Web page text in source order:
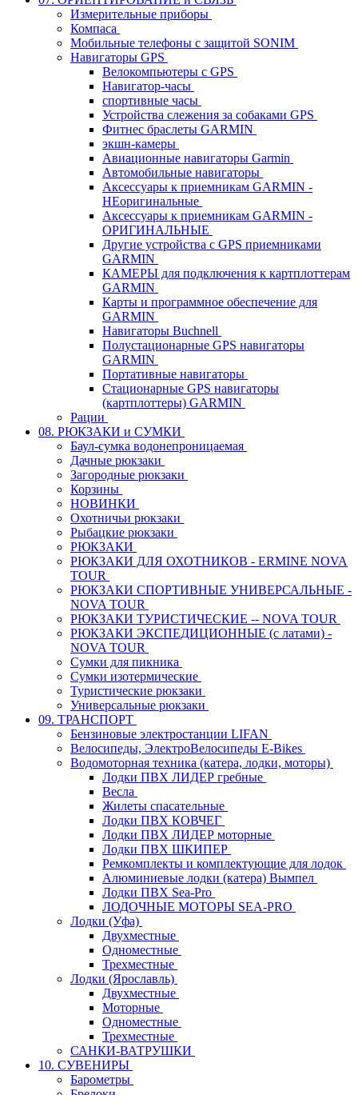
Измерительные приборы
Компаса
Мобильные телефоны с защитой SONIM
Навигаторы GPS
Велокомпьютеры с GPS
Навигатор-часы
спортивные часы
Устройства слежения за собаками GPS
Фитнес браслеты GARMIN
экшн-камеры
Авиационные навигаторы Garmin
Автомобильные навигаторы
Аксессуары к приемникам GARMIN -
НЕоригинальные
Аксессуары к приемникам GARMIN -
ОРИГИНАЛЬНЫЕ
Другие устройства с GPS приемниками
GARMIN
КАМЕРЫ для подключения к картплоттерам
GARMIN
Карты и программное обеспечение для
GARMIN
Навигаторы Buchnell
Полустационарные GPS навигаторы
GARMIN
Портативные навигаторы
Стационарные GPS навигаторы
(картплоттеры) GARMIN
Рации
08. РЮКЗАКИ и СУМКИ
Баул-сумка водонепроницаемая
Дачные рюкзаки
Загородные рюкзаки
Корзины
НОВИНКИ
Охотничьи рюкзаки
Рыбацкие рюкзаки
РЮКЗАКИ
РЮКЗАКИ ДЛЯ ОХОТНИКОВ - ERMINE NOVA
TOUR
РЮКЗАКИ СПОРТИВНЫЕ УНИВЕРСАЛЬНЫЕ -
NOVA TOUR
РЮКЗАКИ ТУРИСТИЧЕСКИЕ -- NOVA TOUR
РЮКЗАКИ ЭКСПЕДИЦИОННЫЕ (с латами) -
NOVA TOUR
Сумки для пикника
Сумки изотермические
Туристические рюкзаки
Универсальные рюкзаки
09. ТРАНСПОРТ
Бензиновые электростанции LIFAN
Велосипеды, ЭлектроВелосипеды E-Bikes
Водомоторная техника (катера, лодки, моторы)
Лодки ПВХ ЛИДЕР гребные
Весла
Жилеты спасательные
Лодки ПВХ КОВЧЕГ
Лодки ПВХ ЛИДЕР моторные
Лодки ПВХ ШКИПЕР
Ремкомплекты и комплектующие для лодок
Алюминиевые лодки (катера) Вымпел
Лодки ПВХ Sea-Pro
ЛОДОЧНЫЕ МОТОРЫ SEA-PRO
Лодки (Уфа)
Двухместные
Одноместные
Трехместные
Лодки (Ярославль)
Двухместные
Моторные
Одноместные
Трехместные
САНКИ-ВАТРУШКИ
10. СУВЕНИРЫ
Барометры